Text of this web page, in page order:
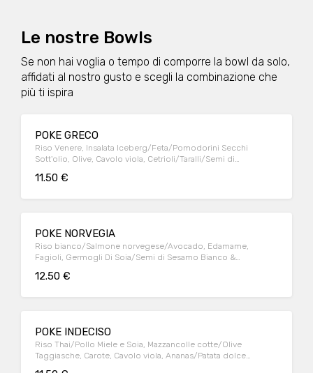
Le nostre Bowls
Se non hai voglia o tempo di comporre la bowl da solo,
affidati al nostro gusto e scegli la combinazione che
più ti ispira
POKE GRECO
Riso Venere, Insalata Iceberg/Feta/Pomodorini Secchi
Sott'olio, Olive, Cavolo viola, Cetrioli/Taralli/Semi di
11.50 €
POKE NORVEGIA
Riso bianco/Salmone norvegese/Avocado, Edamame,
Fagioli, Germogli Di Soia/Semi di Sesamo Bianco &
12.50 €
POKE INDECISO
Riso Thai/Pollo Miele e Soia, Mazzancolle cotte/Olive
Taggiasche, Carote, Cavolo viola, Ananas/Patata dolce